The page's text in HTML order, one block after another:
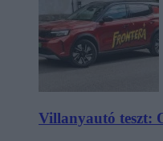
Villanyautó teszt: